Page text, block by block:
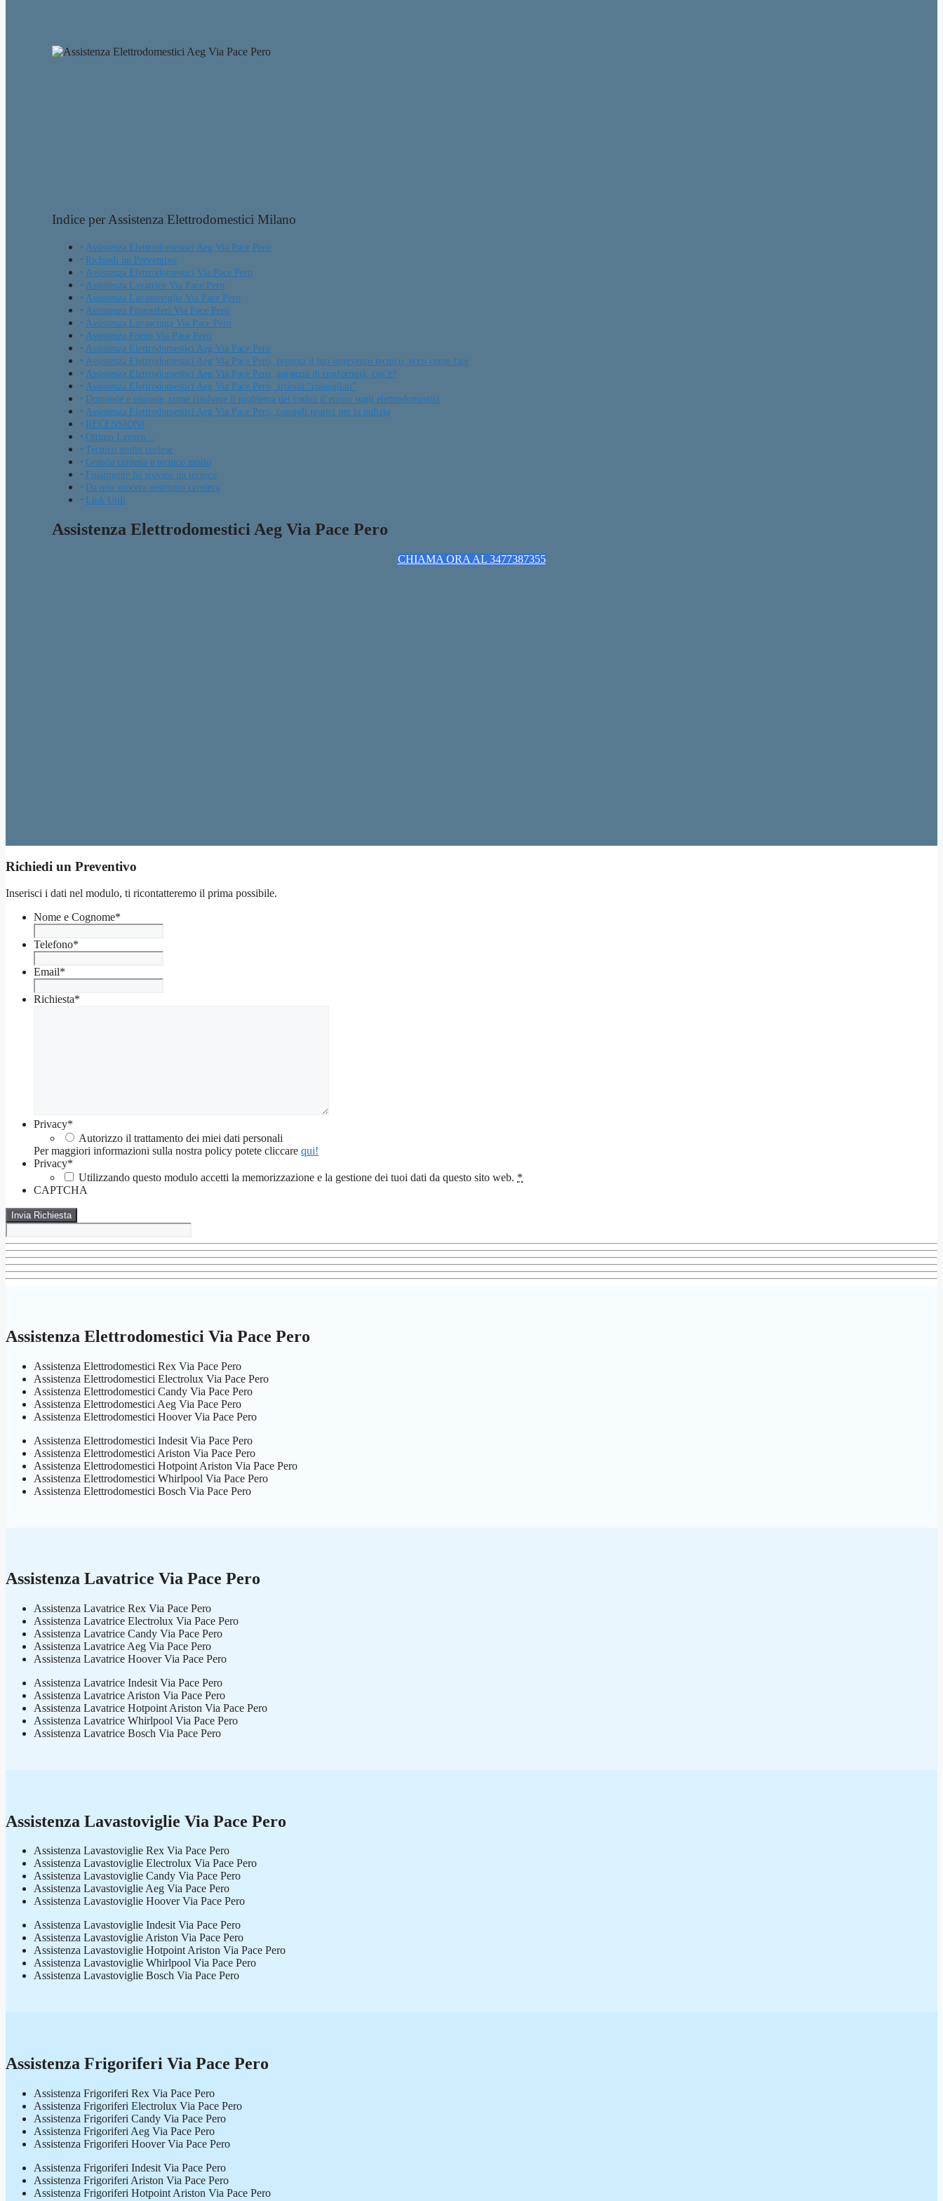
Indice per Assistenza Elettrodomestici Milano
Assistenza Elettrodomestici Aeg Via Pace Pero
Richiedi un Preventivo
Assistenza Elettrodomestici Via Pace Pero
Assistenza Lavatrice Via Pace Pero
Assistenza Lavastoviglie Via Pace Pero
Assistenza Frigoriferi Via Pace Pero
Assistenza Lavasciuga Via Pace Pero
Assistenza Forno Via Pace Pero
Assistenza Elettrodomestici Aeg Via Pace Pero
Assistenza Elettrodomestici Aeg Via Pace Pero, prenota il tuo intervento tecnico, ecco come fare
Assistenza Elettrodomestici Aeg Via Pace Pero, garanzia di conformità, cos’è?
Assistenza Elettrodomestici Aeg Via Pace Pero, articoli “consigliati”
Domande e risposte, come risolvere il problema dei codici d’errore sugli elettrodomestici
Assistenza Elettrodomestici Aeg Via Pace Pero, consigli pratici per la pulizia
RECENSIONI
Ottimo Lavoro…
Tecnico molto cortese
Grande cortesia e tecnico molto
Finalmente ho trovato un tecnico
Da mia suocera sostituito cerniera
Link Utili
Assistenza Elettrodomestici Aeg Via Pace Pero
CHIAMA ORA AL 3477387355
Richiedi un Preventivo
Inserisci i dati nel modulo, ti ricontatteremo il prima possibile.
Nome e Cognome*
Telefono*
Email*
Richiesta*
Privacy*
Autorizzo il trattamento dei miei dati personali
Per maggiori informazioni sulla nostra policy potete cliccare qui!
Privacy*
Utilizzando questo modulo accetti la memorizzazione e la gestione dei tuoi dati da questo sito web. *
CAPTCHA
Assistenza Elettrodomestici Via Pace Pero
Assistenza Elettrodomestici Rex Via Pace Pero
Assistenza Elettrodomestici Electrolux Via Pace Pero
Assistenza Elettrodomestici Candy Via Pace Pero
Assistenza Elettrodomestici Aeg Via Pace Pero
Assistenza Elettrodomestici Hoover Via Pace Pero
Assistenza Elettrodomestici Indesit Via Pace Pero
Assistenza Elettrodomestici Ariston Via Pace Pero
Assistenza Elettrodomestici Hotpoint Ariston Via Pace Pero
Assistenza Elettrodomestici Whirlpool Via Pace Pero
Assistenza Elettrodomestici Bosch Via Pace Pero
Assistenza Lavatrice Via Pace Pero
Assistenza Lavatrice Rex Via Pace Pero
Assistenza Lavatrice Electrolux Via Pace Pero
Assistenza Lavatrice Candy Via Pace Pero
Assistenza Lavatrice Aeg Via Pace Pero
Assistenza Lavatrice Hoover Via Pace Pero
Assistenza Lavatrice Indesit Via Pace Pero
Assistenza Lavatrice Ariston Via Pace Pero
Assistenza Lavatrice Hotpoint Ariston Via Pace Pero
Assistenza Lavatrice Whirlpool Via Pace Pero
Assistenza Lavatrice Bosch Via Pace Pero
Assistenza Lavastoviglie Via Pace Pero
Assistenza Lavastoviglie Rex Via Pace Pero
Assistenza Lavastoviglie Electrolux Via Pace Pero
Assistenza Lavastoviglie Candy Via Pace Pero
Assistenza Lavastoviglie Aeg Via Pace Pero
Assistenza Lavastoviglie Hoover Via Pace Pero
Assistenza Lavastoviglie Indesit Via Pace Pero
Assistenza Lavastoviglie Ariston Via Pace Pero
Assistenza Lavastoviglie Hotpoint Ariston Via Pace Pero
Assistenza Lavastoviglie Whirlpool Via Pace Pero
Assistenza Lavastoviglie Bosch Via Pace Pero
Assistenza Frigoriferi Via Pace Pero
Assistenza Frigoriferi Rex Via Pace Pero
Assistenza Frigoriferi Electrolux Via Pace Pero
Assistenza Frigoriferi Candy Via Pace Pero
Assistenza Frigoriferi Aeg Via Pace Pero
Assistenza Frigoriferi Hoover Via Pace Pero
Assistenza Frigoriferi Indesit Via Pace Pero
Assistenza Frigoriferi Ariston Via Pace Pero
Assistenza Frigoriferi Hotpoint Ariston Via Pace Pero